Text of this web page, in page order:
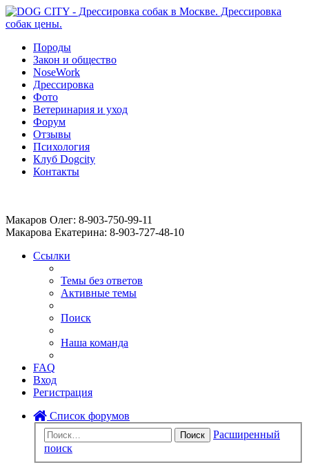
Породы
Закон и общество
NoseWork
Дрессировка
Фото
Ветеринария и уход
Форум
Отзывы
Психология
Клуб Dogcity
Контакты
Макаров Олег: 8-903-750-99-11
Макарова Екатерина: 8-903-727-48-10
Ссылки
Темы без ответов
Активные темы
Поиск
Наша команда
FAQ
Вход
Регистрация
Список форумов
Поиск
Расширенный
поиск